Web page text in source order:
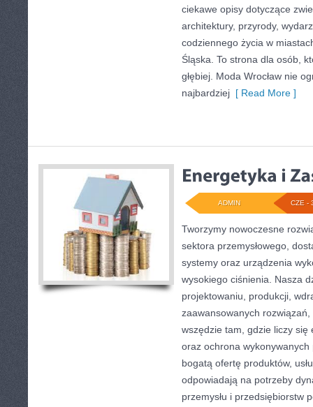
ciekawe opisy dotyczące
architektury, przyrody,
codziennego życia w
Śląska. To strona dla osób,
głębiej. Moda Wrocław nie
najbardziej [ Read More ]
CZE -
ADMIN
Tworzymy nowoczesne
sektora przemysłowego,
systemy oraz urządzenia
wysokiego ciśnienia. Nasza
projektowaniu, produkcji,
zaawansowanych
wszędzie tam, gdzie liczy się
oraz ochrona
bogatą ofertę produktów,
odpowiadają na potrzeby
przemysłu i przedsiębiorstw